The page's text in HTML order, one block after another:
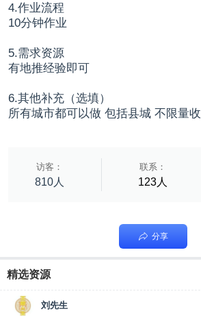
4.作业流程
10分钟作业
5.需求资源
有地推经验即可
6.其他补充（选填）
所有城市都可以做 包括县城 不限量收
访客：
810人
联系：
123人
分享
精选资源
刘先生